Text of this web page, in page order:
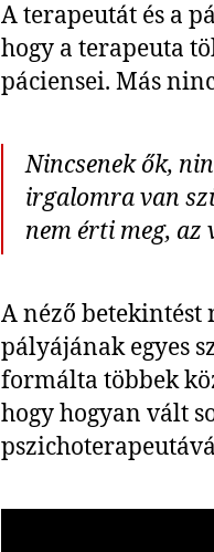
A terapeutát és a
hogy a terapeuta
páciensei. Más
Nincsenek ők,
irgalomra van
nem érti meg, az
A néző
pályájának egyes
formálta többek
hogy hogyan vált